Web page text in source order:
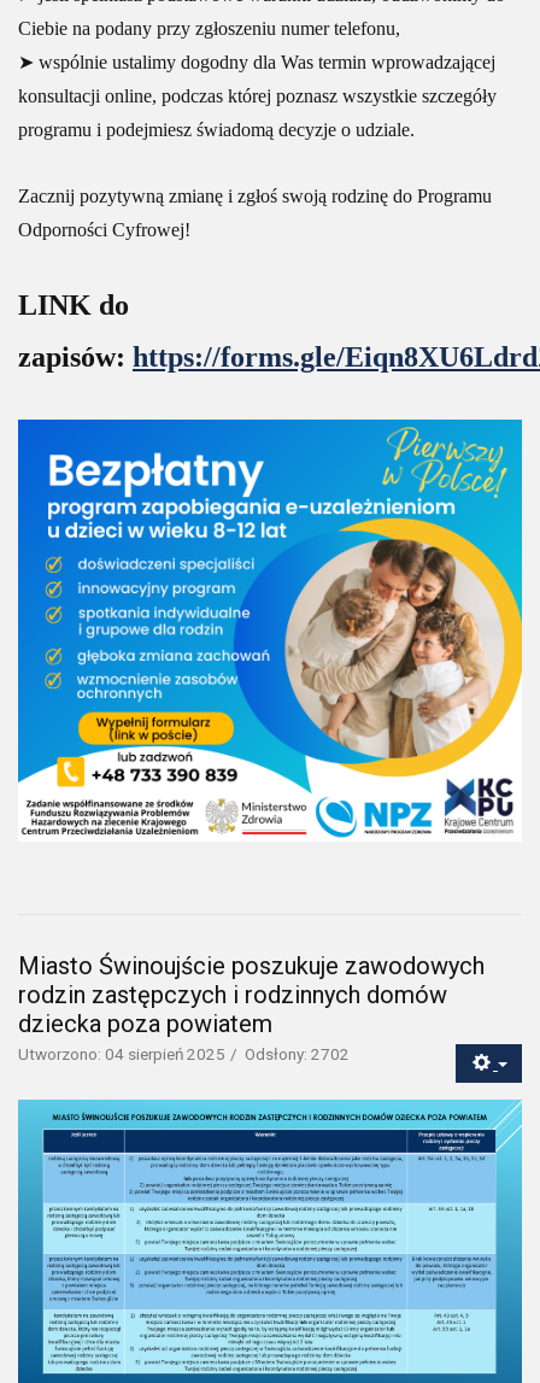
Ciebie na podany przy zgłoszeniu numer telefonu,
➤ wspólnie ustalimy dogodny dla Was termin wprowadzającej
konsultacji online, podczas której poznasz wszystkie szczegóły
programu i podejmiesz świadomą decyzje o udziale.
Zacznij pozytywną zmianę i zgłoś swoją rodzinę do Programu
Odporności Cyfrowej!
LINK do
zapisów: https://forms.gle/
Miasto Świnoujście poszukuje zawodowych
rodzin zastępczych i rodzinnych domów
dziecka poza powiatem
Utworzono: 04 sierpień 2025 Odsłony: 2702